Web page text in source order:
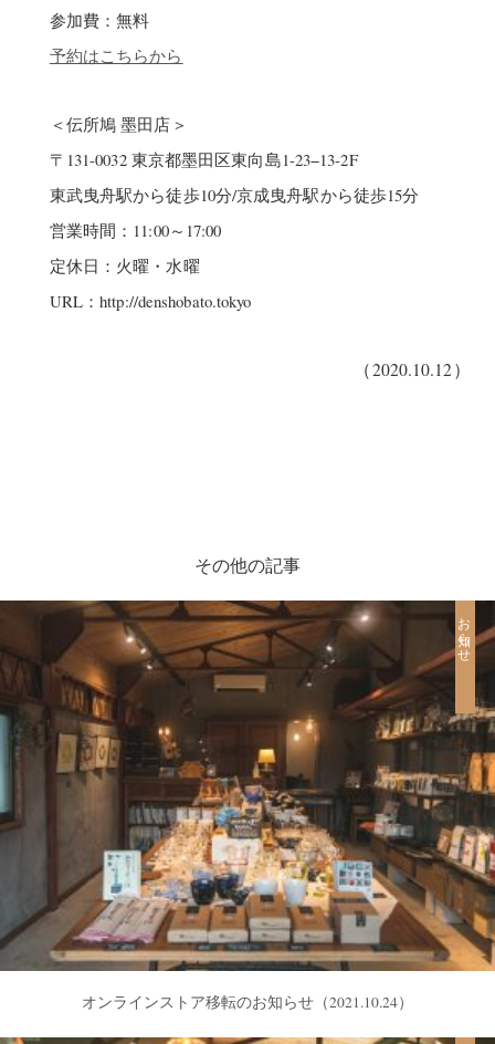
参加費：無料
予約はこちらから
＜伝所鳩 墨田店＞
〒131-0032 東京都墨田区東向島1-23−13-2F
東武曳舟駅から徒歩10分/京成曳舟駅から徒歩15分
営業時間：11:00～17:00
定休日：火曜・水曜
URL：http://denshobato.tokyo
（2020.10.12）
その他の記事
お知らせ
オンラインストア移転のお知らせ （2021.10.24）